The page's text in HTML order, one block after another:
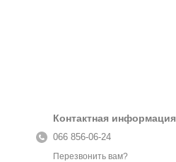
Контактная информация
066 856-06-24
Перезвонить вам?